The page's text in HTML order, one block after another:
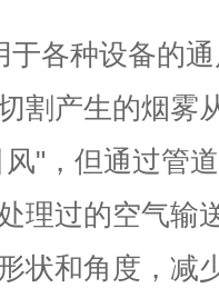
于各种设备的
割产生的烟雾
风"，但通过管
理过的空气输
状和角度，减